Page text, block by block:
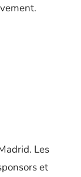
Les
et